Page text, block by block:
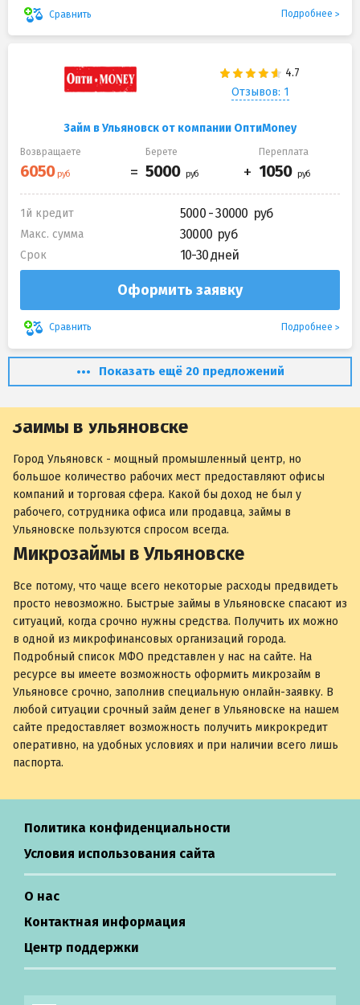
Сравнить Подробнее
Отзывов: 1
Займ в Ульяновск от компании ОптиMoney
Возвращаете Берете Переплата
1й кредит 5000 - 30000
Макс. сумма 30000
Срок 10-30 дней
Оформить заявку
Сравнить Подробнее
Показать ещё 20 предложений
Займы в Ульяновске
Город Ульяновск - мощный промышленный центр, но
большое количество рабочих мест предоставляют офисы
компаний и торговая сфера. Какой бы доход не был у
рабочего, сотрудника офиса или продавца, займы в
Ульяновске пользуются спросом всегда.
Микрозаймы в Ульяновске
Все потому, что чаще всего некоторые расходы предвидеть
просто невозможно. Быстрые займы в Ульяновске спасают из
ситуаций, когда срочно нужны средства. Получить их можно
в одной из микрофинансовых организаций города.
Подробный список МФО представлен у нас на сайте. На
ресурсе вы имеете возможность оформить микрозайм в
Ульяновсе срочно, заполнив специальную онлайн-заявку. В
любой ситуации срочный займ денег в Ульяновске на нашем
сайте предоставляет возможность получить микрокредит
оперативно, на удобных условиях и при наличии всего лишь
паспорта.
Политика конфиденциальности
Условия использования сайта
О нас
Контактная информация
Центр поддержки